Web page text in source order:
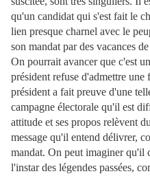
qu'un candidat qui s'est fait le
lien presque charnel avec le
son mandat par des vacances
On pourrait avancer que c'est
président refuse d'admettre
président a fait preuve d'une
campagne électorale qu'il est
attitude et ses propos relèvent
message qu'il entend délivrer,
mandat. On peut imaginer qu'il
l'instar des légendes passées,